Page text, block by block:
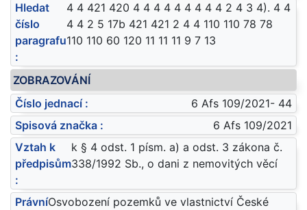
Hledat
číslo
paragrafu
:
4 4 421 420 4 4 4 4 4 4 4 4 4 2 4 3 4). 4 4
4 4 2 5 17b 421 421 2 4 4 110 110 78 78
110 110 60 120 11 11 11 9 7 13
ZOBRAZOVÁNÍ
Číslo jednací :
6 Afs 109/2021- 44
Spisová značka :
6 Afs 109/2021
Vztah k
předpisům
:
k § 4 odst. 1 písm. a) a odst. 3 zákona č.
338/1992 Sb., o dani z nemovitých věcí
PrávníOsvobození pozemků ve vlastnictví České